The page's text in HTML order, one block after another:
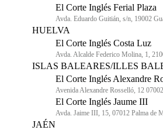
El Corte Inglés Ferial Plaza
Avda. Eduardo Guitián, s/n, 19002
HUELVA
El Corte Inglés Costa Luz
Avda. Alcalde Federico Molina, 1,
ISLAS BALEARES/ILLES
El Corte Inglés Alexandre
Avenida Alexandre Rosselló, 12
El Corte Inglés Jaume III
Avda. Jaime III, 15, 07012 Palma de
JAÉN